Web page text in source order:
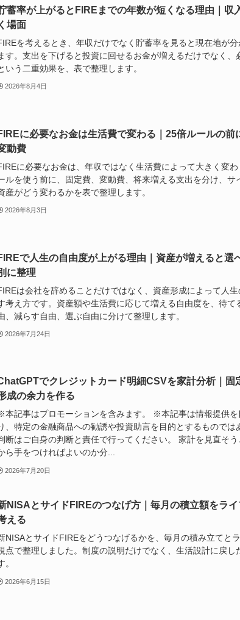
蓄率が上がるとFIREまでの年数が短くなる理由｜収
く場面
を考えるとき、年収だけでなく貯蓄率を見ると現在地が分
す。支出を下げると投資に回せるお金が増えるだけでなく、
いう二重効果を、表で整理します。
2026年8月4日
に必要なお金は生活費で変わる｜25倍ルールの前
動費
に必要なお金は、年収ではなく生活費によって大きく変
ルを使う前に、固定費、変動費、将来増える支出を分け、サ
産がどう変わるかを表で整理します。
2026年8月3日
で人生の自由度が上がる理由｜資産が増えると選
に整理
は会社を辞めることだけではなく、資産形成によって人
考え方です。資産額や生活費に応じて増える自由度を、待て
、減らす自由、選ぶ自由に分けて整理します。
2026年7月24日
でクレジットカード明細CSVを家計分析｜固
成の余力を作る
本記事はプロモーションを含みます。 ※本記事は情報提供を
、特定の金融商品への勧誘や投資助言を目的とするものでは
断はご自身の判断と責任で行ってください。 家計を見直そ
ら手をつければよいのか分...
2026年7月20日
NISAとサイドFIREのつなげ方｜毎月の積立額をラ
える
NISAとサイドFIREをどうつなげるかを、毎月の積み立てと
点で整理しました。制度の説明だけでなく、生活設計に戻し
。
2026年6月15日